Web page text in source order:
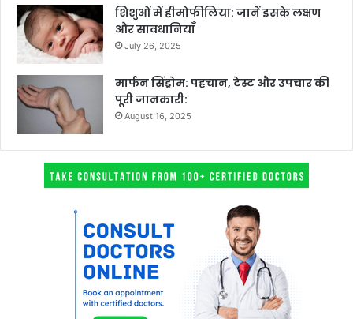
शिशुओं में हीमोफीलिया: जानें इसके लक्षण
और सावधानियाँ
July 26, 2025
मार्फन सिंड्रोम: पहचान, टेस्ट और उपचार की
पूरी जानकारी:
August 16, 2025